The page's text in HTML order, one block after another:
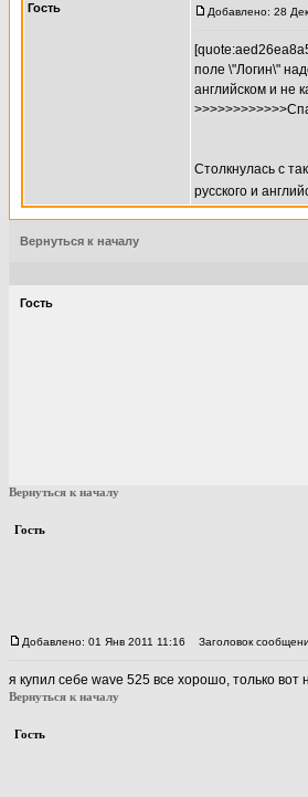
Гость Добавлено: 28
поле \"Логин\"
английском и не
Столкнулась с
русского и
Вернуться к началу
Гость
Вернуться к началу
Гость
Добавлено: 01 Янв 2011 11:16 Заголовок
я купил себе wave 525 все хорошо, только
Вернуться к началу
Гость